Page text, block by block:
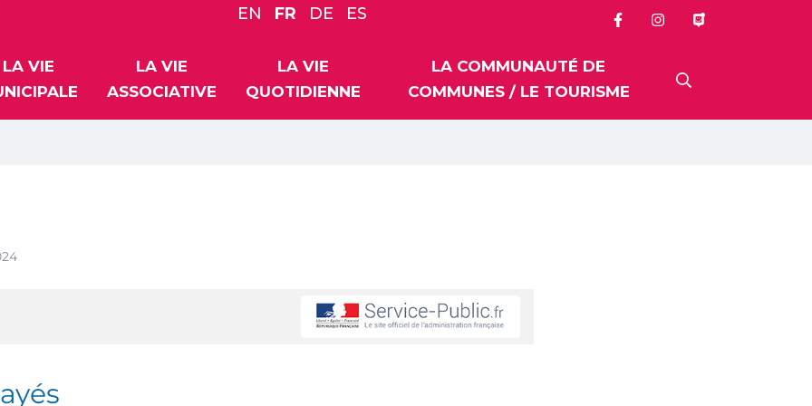
EN FR DE ES
LA VIE
LA VIE
ASSOCIATIVE
LA VIE
QUOTIDIENNE
LA COMMUNAUTÉ DE
COMMUNES / LE TOURISME